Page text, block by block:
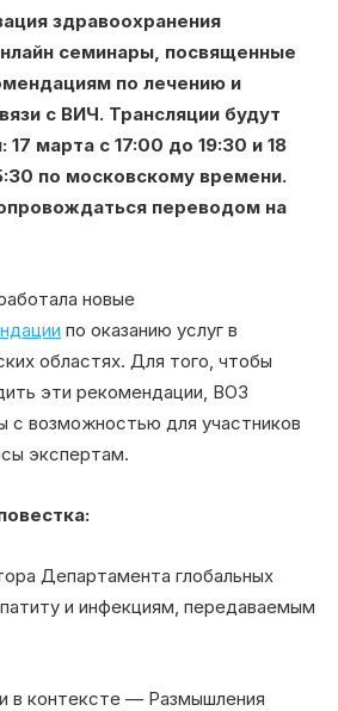
здравоохранения
семинары, посвященные
по лечению и
с ВИЧ. Трансляции будут
марта с 17:00 до 19:30 и 18
по московскому времени.
переводом на
новые
по оказанию услуг в
областях. Для того, чтобы
эти рекомендации, ВОЗ
с возможностью для участников
экспертам.
Департамента глобальных
и инфекциям, передаваемым
в контексте — Размышления